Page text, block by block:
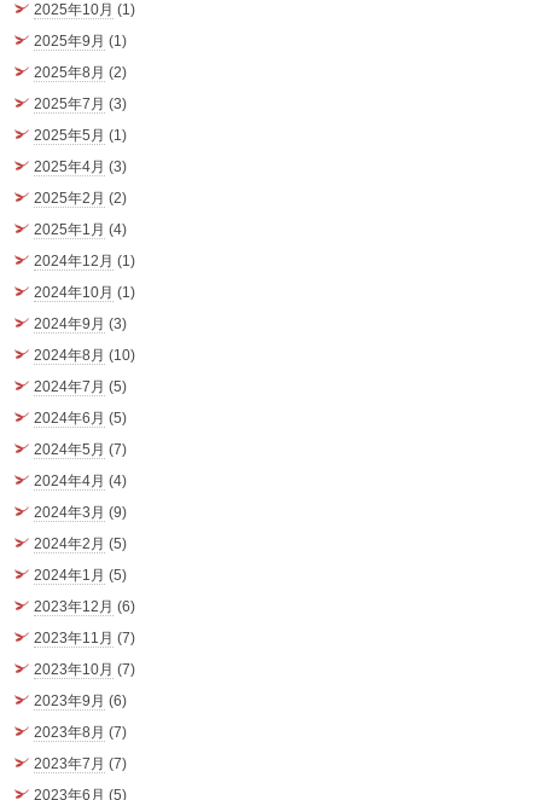
2025年10月 (1)
2025年9月 (1)
2025年8月 (2)
2025年7月 (3)
2025年5月 (1)
2025年4月 (3)
2025年2月 (2)
2025年1月 (4)
2024年12月 (1)
2024年10月 (1)
2024年9月 (3)
2024年8月 (10)
2024年7月 (5)
2024年6月 (5)
2024年5月 (7)
2024年4月 (4)
2024年3月 (9)
2024年2月 (5)
2024年1月 (5)
2023年12月 (6)
2023年11月 (7)
2023年10月 (7)
2023年9月 (6)
2023年8月 (7)
2023年7月 (7)
2023年6月 (5)